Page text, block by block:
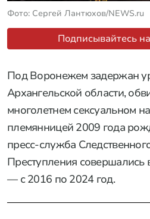
Фото: Сергей Лантюхов/NEWS.ru
Подписывайтесь
Под Воронежем задержан
Архангельской области,
многолетнем сексуальном
племянницей 2009 года
пресс-служба
Преступления совершались
— с 2016 по 2024 год.